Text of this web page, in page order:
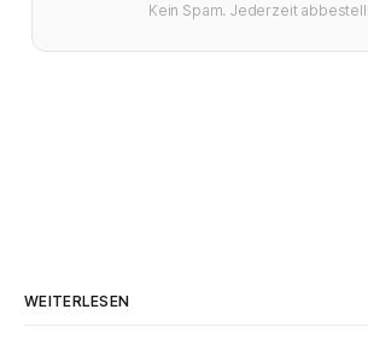
Kein Spam. Jederzeit
WEITERLESEN